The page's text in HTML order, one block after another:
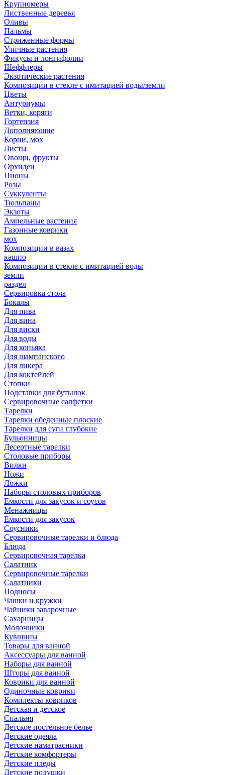
Крупномеры
Лиственные деревья
Оливы
Пальмы
Стриженные формы
Уличные растения
Фикусы и лонгифолии
Шеффлеры
Экзотические растения
Композиции в стекле с имитацией воды/земли
Цветы
Антуриумы
Ветки, коряги
Гортензия
Дополняющие
Корни, мох
Листы
Овощи, фрукты
Орхидеи
Пионы
Розы
Суккуленты
Тюльпаны
Экзоты
Ампельные растения
Газонные коврики
мох
Композиции в вазах
кашпо
Композиции в стекле с имитацией воды
земли
раздел
Сервировка стола
Бокалы
Для пива
Для вина
Для виски
Для воды
Для коньяка
Для шампанского
Для ликера
Для коктейлей
Стопки
Подставки для бутылок
Сервировочные салфетки
Тарелки
Тарелки обеденные плоские
Тарелки для супа глубокие
Бульонницы
Десертные тарелки
Столовые приборы
Вилки
Ножи
Ложки
Наборы столовых приборов
Емкости для закусок и соусов
Менажницы
Емкости для закусок
Соусники
Сервировочные тарелки и блюда
Блюда
Сервировочная тарелка
Салатник
Сервировочные тарелки
Салатники
Подносы
Чашки и кружки
Чайники заварочные
Сахарницы
Молочники
Кувшины
Товары для ванной
Аксессуары для ванной
Наборы для ванной
Шторы для ванной
Коврики для ванной
Одиночные коврики
Комплекты ковриков
Детская и детское
Спальня
Детское постельное белье
Детские одеяла
Детские наматрасники
Детские комфортеры
Детские пледы
Детские подушки